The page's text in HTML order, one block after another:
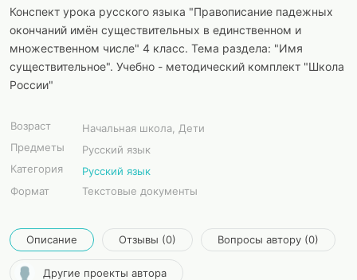
Конспект урока русского языка "Правописание падежных
окончаний имён существительных в единственном и
множественном числе" 4 класс. Тема раздела: "Имя
существительное". Учебно - методический комплект "Школа
России"
Возраст
Начальная школа, Дети
Предметы
Русский язык
Категория
Русский язык
Формат
Текстовые документы
Описание Отзывы (0) Вопросы автору (0)
Другие проекты автора